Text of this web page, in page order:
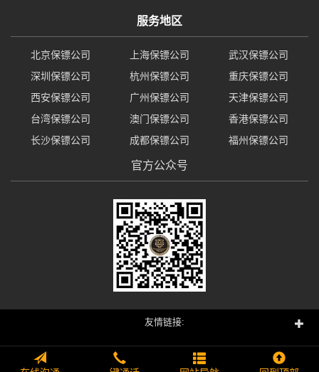
服务地区
北京保镖公司 上海保镖公司
武汉保镖公司
深圳保镖公司
杭州保镖公司
重庆保镖公司
西安保镖公司
广州保镖公司
天津保镖公司
台湾保镖公司
澳门保镖公司
香港保镖公司
长沙保镖公司
成都保镖公司 福州保镖公司
官方公众号
友情链接: